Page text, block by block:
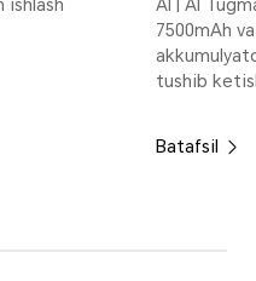
ishlash
AI | AI
7500mAh
tushib
Batafsil